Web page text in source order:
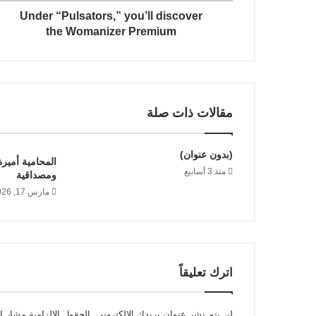
ن
o
”
y
o
u
d
c
v
e
Under “Pulsators,” you’ll discover
the Womanizer Premium
مقالات ذات صلة
(بدون عنوان)
منذ 3 أسابيع
المحامية
ومصداقية
مارس 17, 2026
اترك تعليقاً